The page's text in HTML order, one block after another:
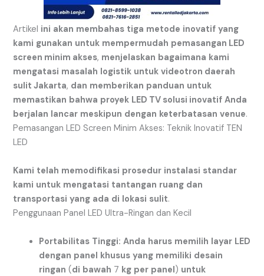
Artikel ini akan membahas tiga metode inovatif yang
kami gunakan untuk mempermudah pemasangan LED
screen minim akses, menjelaskan bagaimana kami
mengatasi masalah logistik untuk videotron daerah
sulit Jakarta, dan memberikan panduan untuk
memastikan bahwa proyek LED TV solusi inovatif Anda
berjalan lancar meskipun dengan keterbatasan venue.
Pemasangan LED Screen Minim Akses: Teknik Inovatif TEN
LED
Kami telah memodifikasi prosedur instalasi standar
kami untuk mengatasi tantangan ruang dan
transportasi yang ada di lokasi sulit.
Penggunaan Panel LED Ultra-Ringan dan Kecil
Portabilitas Tinggi: Anda harus memilih layar LED
dengan panel khusus yang memiliki desain
ringan (di bawah 7 kg per panel) untuk